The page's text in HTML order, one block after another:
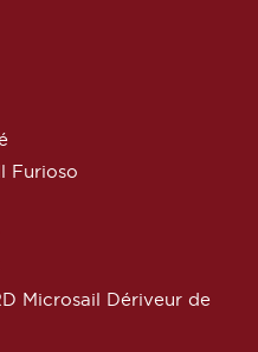
Furioso
Microsail Dériveur de